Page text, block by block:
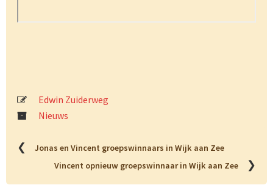
Edwin Zuiderweg
Nieuws
❮
Jonas en Vincent groepswinnaars in Wijk aan Zee
Vincent opnieuw groepswinnaar in Wijk aan Zee
❯